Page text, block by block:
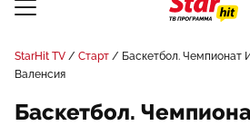
StarHit TV Старт
Баскетбол. Чемпионат
Валенсия
Баскетбол.